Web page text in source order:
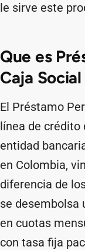
le sirve este
Que es
Caja Social
El Préstamo
línea de crédito
entidad
en Colombia,
diferencia de
se desembolsa
en cuotas
con tasa fija